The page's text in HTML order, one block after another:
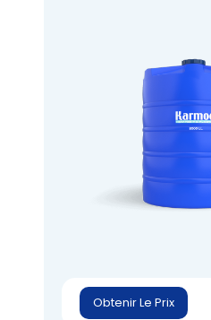
Obtenir Le Prix